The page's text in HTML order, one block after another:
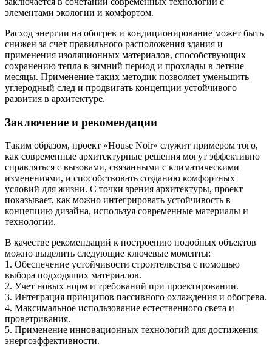
элементами экологии и комфортом.
Расход энергии на обогрев и кондиционирование может быть
снижен за счет правильного расположения здания и
применения изоляционных материалов, способствующих
сохранению тепла в зимний период и прохлады в летние
месяцы. Применение таких методик позволяет уменьшить
углеродный след и продвигать концепции устойчивого
развития в архитектуре.
Заключение и рекомендации
Таким образом, проект «House Noir» служит примером того,
как современные архитектурные решения могут эффективно
справляться с вызовами, связанными с климатическими
изменениями, и способствовать созданию комфортных
условий для жизни. С точки зрения архитектуры, проект
показывает, как можно интегрировать устойчивость в
концепцию дизайна, используя современные материалы и
технологии.
В качестве рекомендаций к построению подобных объектов
можно выделить следующие ключевые моменты:
1. Обеспечение устойчивости строительства с помощью
выбора подходящих материалов.
2. Учет новых норм и требований при проектировании.
3. Инте­грация принципов пассивного охлаждения и обогрева.
4. Максимальное использование естественного света и
проветривания.
5. Применение инновационных технологий для достижения
энергоэффективности.